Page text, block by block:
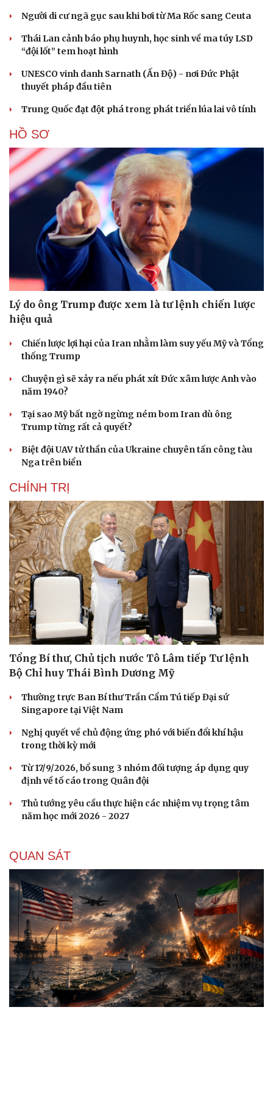
Cải chính
Người di cư ngã gục sau khi bơi từ Ma Rốc sang Ceuta
Thái Lan cảnh báo phụ huynh, học sinh về ma túy LSD
“đội lốt” tem hoạt hình
UNESCO vinh danh Sarnath (Ấn Độ) - nơi Đức Phật
thuyết pháp đầu tiên
Trung Quốc đạt đột phá trong phát triển lúa lai vô tính
HỒ SƠ
Lý do ông Trump được xem là tư lệnh chiến lược
hiệu quả
Chiến lược lợi hại của Iran nhằm làm suy yếu Mỹ và Tổng
thống Trump
Chuyện gì sẽ xảy ra nếu phát xít Đức xâm lược Anh vào
năm 1940?
Tại sao Mỹ bất ngờ ngừng ném bom Iran dù ông
Trump từng rất cả quyết?
Biệt đội UAV tử thần của Ukraine chuyên tấn công tàu
Nga trên biển
CHÍNH TRỊ
Tổng Bí thư, Chủ tịch nước Tô Lâm tiếp Tư lệnh
Bộ Chỉ huy Thái Bình Dương Mỹ
Thường trực Ban Bí thư Trần Cẩm Tú tiếp Đại sứ
Singapore tại Việt Nam
Nghị quyết về chủ động ứng phó với biến đổi khí hậu
trong thời kỳ mới
Từ 17/9/2026, bổ sung 3 nhóm đối tượng áp dụng quy
định về tố cáo trong Quân đội
Thủ tướng yêu cầu thực hiện các nhiệm vụ trọng tâm
năm học mới 2026 - 2027
QUAN SÁT